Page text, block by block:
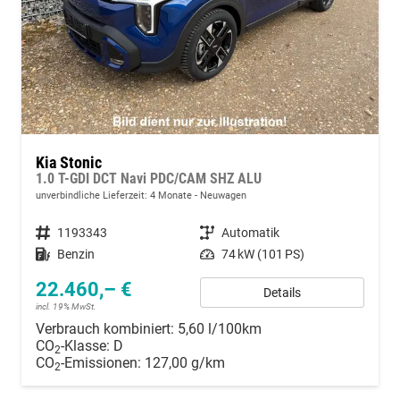
Kia Stonic
1.0 T-GDI DCT Navi PDC/CAM SHZ ALU
unverbindliche Lieferzeit: 4 Monate Neuwagen
Fahrzeugnummer 1193343 Getriebe Automatik
Kraftstoff Benzin Leistung 74 kW (101 PS)
22.460,– €
incl. 19% MwSt.
Details
Verbrauch kombiniert: 5,60 l/100km
CO2-Klasse: D
CO2-Emissionen: 127,00 g/km